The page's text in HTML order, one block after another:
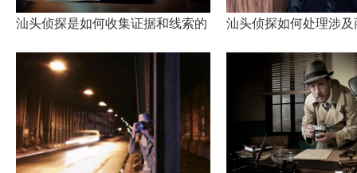
汕头侦探是如何收集证据和线索的 汕头侦探如何处理涉